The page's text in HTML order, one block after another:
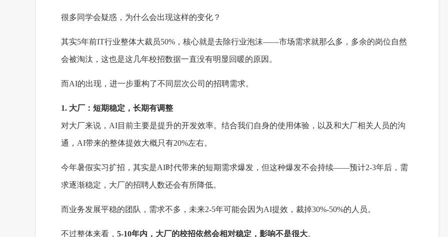
很多同学会疑惑，为什么会出现这样的变化？
其实5年前IT行业整体大裁员50%，核心就是去除行业泡沫——市场需求就那么多，多余的岗位自然
会被淘汰，这也是这几年校招数据一直没有明显回暖的原因。
而AI的出现，进一步重构了不同层次公司的招聘需求。
1. 大厂：短期稳定，长期有调整
对大厂来说，AI目前主要是提升的开发效率。结合我们自身的使用体验，以及和大厂相关人员的沟
通，AI带来的整体提效大概只有20%左右。
今年暑假实习扩招，其实是AI时代带来的短期需求爆发，但这种爆发不会持续——预计2-3年后，需
求逐渐稳定，大厂的招聘人数还会有所降低。
而业务发展平稳的团队，需求不多，未来2-5年可能会因为AI提效，裁掉30%-50%的人员。
不过整体来看， 5-10年内，大厂的校招依然会相对稳定，影响不是很大。